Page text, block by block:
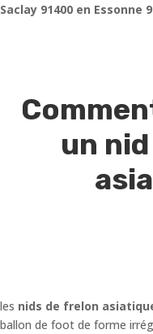
Saclay 91400 en Essonne
un
les nids de frelon
ballon de foot de forme